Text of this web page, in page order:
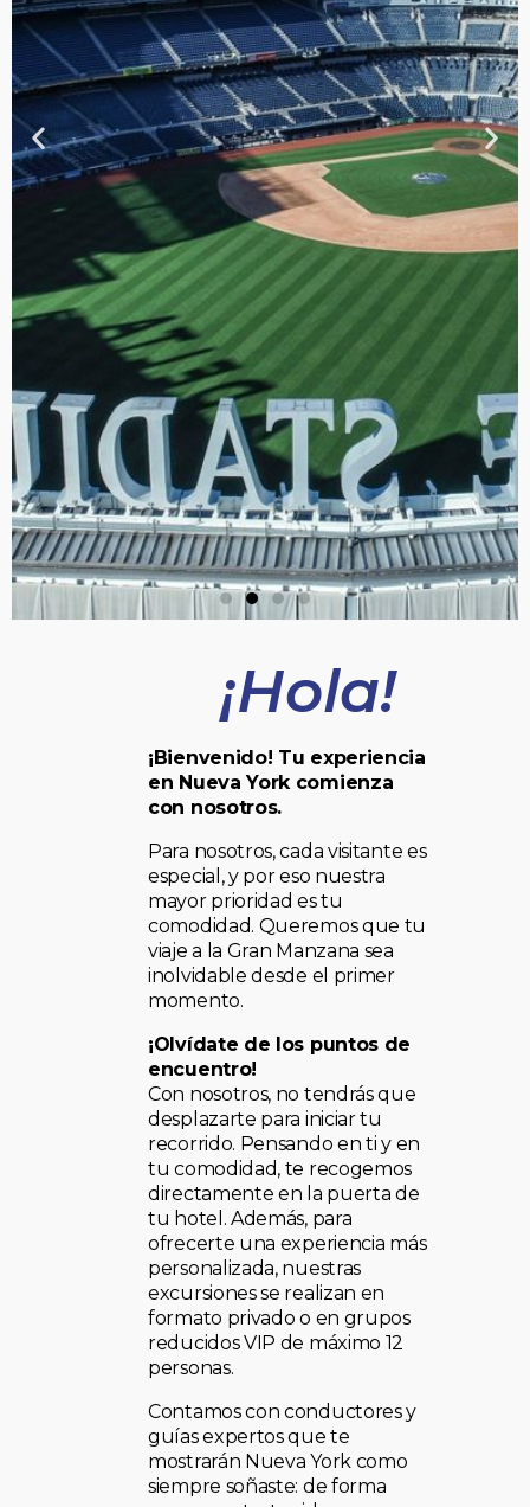
TOUR DE
CONTRASTES
¡Hola!
¡Bienvenido! Tu experiencia
en Nueva York comienza
con nosotros.
Para nosotros, cada visitante es
especial, y por eso nuestra
mayor prioridad es tu
comodidad. Queremos que tu
viaje a la Gran Manzana sea
inolvidable desde el primer
momento.
¡Olvídate de los puntos de
encuentro!
Con nosotros, no tendrás que
desplazarte para iniciar tu
recorrido. Pensando en ti y en
tu comodidad, te recogemos
directamente en la puerta de
tu hotel. Además, para
ofrecerte una experiencia más
personalizada, nuestras
excursiones se realizan en
formato privado o en grupos
reducidos VIP de máximo 12
personas.
Contamos con conductores y
guías expertos que te
mostrarán Nueva York como
siempre soñaste: de forma